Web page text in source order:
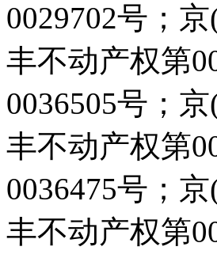
0029702号；
丰不动产权第
0036505号；
丰不动产权第
0036475号；
丰不动产权第